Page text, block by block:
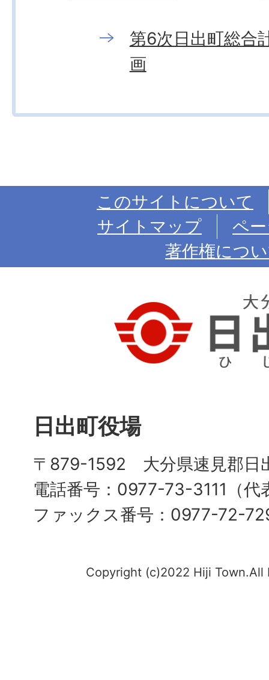
第6次日出町総合
画
このサイトについて
サイトマップ
ペ
著作権につ
日出町役場
〒879-1592 大分県速見郡日
電話番号：0977-73-3111（代
ファックス番号：0977-72-
Copyright (c)2022 Hiji Town.All